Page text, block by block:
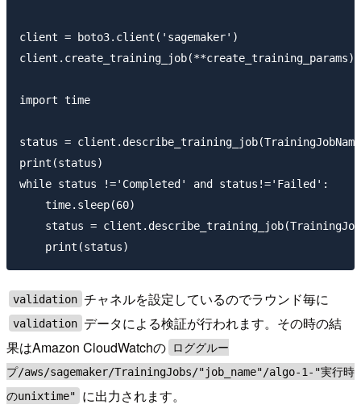
client = boto3.client('sagemaker')
client.create_training_job(**create_training_params)
import time
status =
print(status)
while status !='Completed' and status!='Failed':
    time.sleep(60)
status =
validation チャネルを設定しているのでラウンド毎に
validation データによる検証が行われます。その時の結
果はAmazon CloudWatchの
ロググルー
プ/aws/sagemaker/TrainingJobs/"job_name"/algo-1-"実行時
のunixtime"
に出力されます。